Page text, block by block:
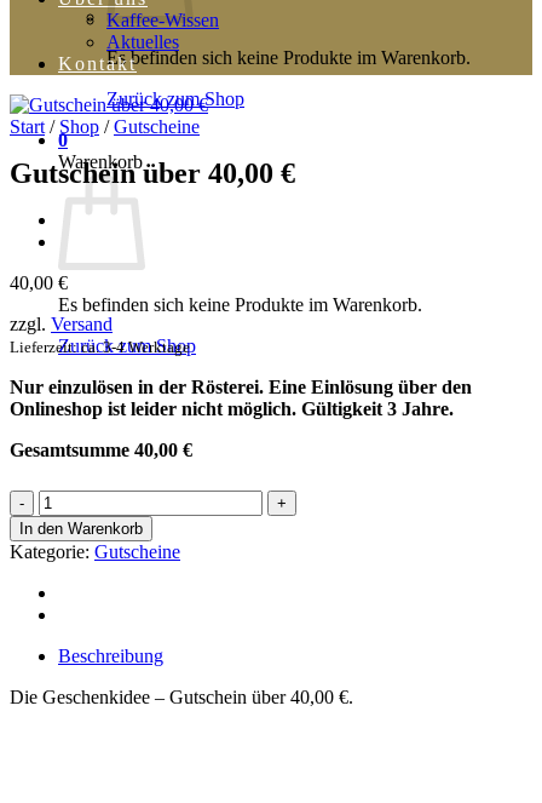
Es befinden sich keine Produkte im Warenkorb.
Zurück zum Shop
0
Warenkorb
Es befinden sich keine Produkte im Warenkorb.
Zurück zum Shop
Kaffee-Wissen
Aktuelles
Kontakt
Start / Shop / Gutscheine
Gutschein über 40,00 €
40,00 €
zzgl. Versand
Lieferzeit: ca. 3-4 Werktage
Nur einzulösen in der Rösterei. Eine Einlösung über den
Onlineshop ist leider nicht möglich. Gültigkeit 3 Jahre.
Gesamtsumme 40,00 €
Gutschein
über
40,00
€
Menge
In den Warenkorb
Kategorie: Gutscheine
Beschreibung
Die Geschenkidee – Gutschein über 40,00 €.